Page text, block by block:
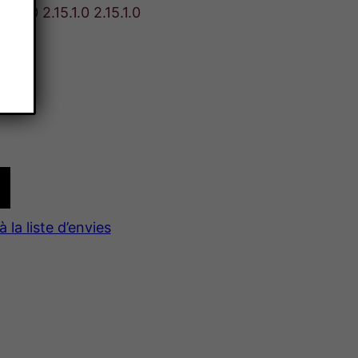
2.15.1.0 2.15.1.0
la liste d’envies